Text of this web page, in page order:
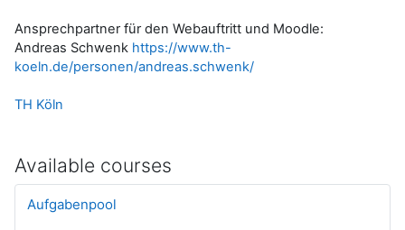
Ansprechpartner für den Webauftritt und Moodle:
Andreas Schwenk https://www.th-
koeln.de/personen/andreas.schwenk/
TH Köln
Available courses
Aufgabenpool